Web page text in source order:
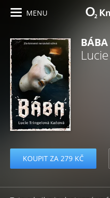
MENU
BÁBA
KOUPIT ZA 279 KČ